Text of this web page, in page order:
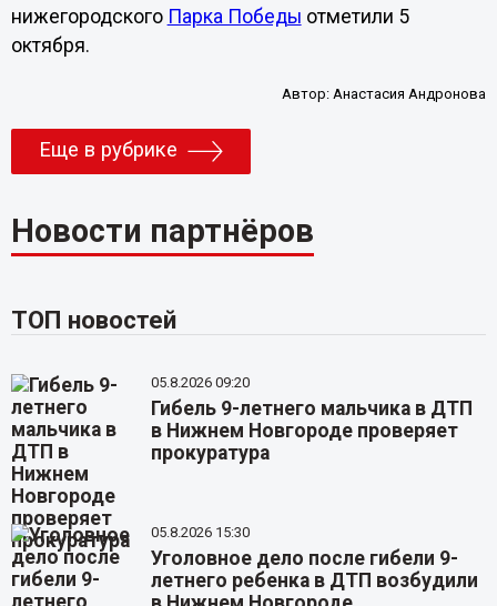
нижегородского Парка Победы отметили 5
октября.
Автор: Анастасия Андронова
Еще в рубрике
Новости партнёров
ТОП новостей
05.8.2026 09:20
Гибель 9-летнего мальчика в ДТП
в Нижнем Новгороде проверяет
прокуратура
05.8.2026 15:30
Уголовное дело после гибели 9-
летнего ребенка в ДТП возбудили